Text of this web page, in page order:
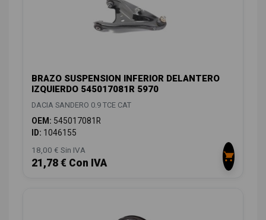
BRAZO SUSPENSION INFERIOR DELANTERO
IZQUIERDO 545017081R 5970
DACIA SANDERO 0.9 TCE CAT
OEM: 545017081R
ID: 1046155
18,00 € Sin IVA
21,78 € Con IVA